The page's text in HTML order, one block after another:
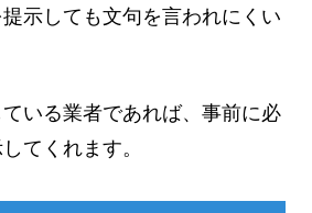
示しても文句を言われにくい
いる業者であれば、事前に必
てくれます。